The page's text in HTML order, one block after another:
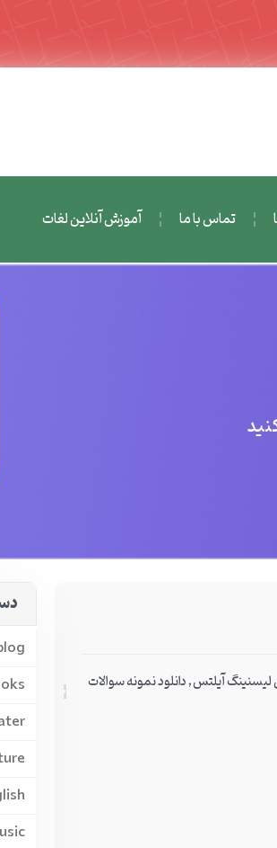
تماس با ما آموزش آنلاین لغات
آیلتس,دانلود نمونه سوالات